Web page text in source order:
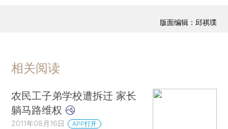
版面编辑：邱祺璞
相关阅读
农民工子弟学校遭拆迁 家长
躺马路维权
2011年08月16日 APP打开